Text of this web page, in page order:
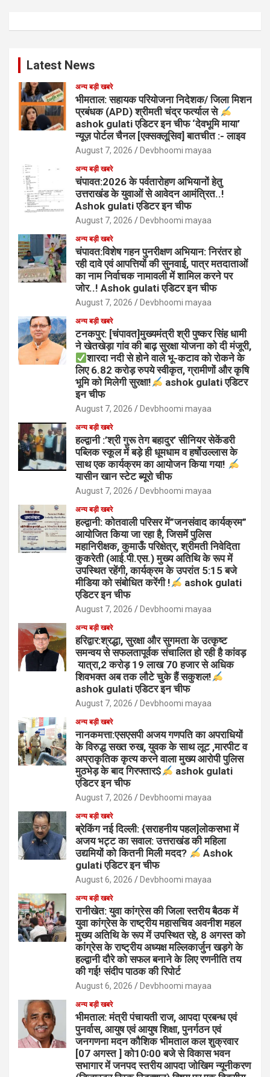
Latest News
अन्य बड़ी खबरे
भीमताल: सहायक परियोजना निदेशक/ जिला मिशन
प्रबंधक (APD) श्रीमती चंद्र फर्त्याल से
ashok gulati एडिटर इन चीफ ‘देवभूमि माया’
न्यूज़ पोर्टल चैनल [एक्सक्लूसिव] बातचीत :- लाइव
August 7, 2026 Devbhoomi mayaa
अन्य बड़ी खबरे
चंपावत:2026 के पर्वतारोहण अभियानों हेतु
उत्तराखंड के युवाओं से आवेदन आमंत्रित..!
Ashok gulati एडिटर इन चीफ
August 7, 2026 Devbhoomi mayaa
अन्य बड़ी खबरे
चंपावत:विशेष गहन पुनरीक्षण अभियान: निरंतर हो
रही दावे एवं आपत्तियों की सुनवाई, पात्र मतदाताओं
का नाम निर्वाचक नामावली में शामिल करने पर
जोर..! Ashok gulati एडिटर इन चीफ
August 7, 2026 Devbhoomi mayaa
अन्य बड़ी खबरे
टनकपुर: [चंपावत]मुख्यमंत्री श्री पुष्कर सिंह धामी
ने खेतखेड़ा गांव की बाढ़ सुरक्षा योजना को दी मंजूरी,
शारदा नदी से होने वाले भू-कटाव को रोकने के
लिए 6.82 करोड़ रुपये स्वीकृत, ग्रामीणों और कृषि
भूमि को मिलेगी सुरक्षा!
ashok gulati एडिटर
इन चीफ
August 7, 2026 Devbhoomi mayaa
अन्य बड़ी खबरे
हल्द्वानी :’श्री गुरू तेग बहादुर’ सीनियर सेकेंडरी
पब्लिक स्कूल में बड़े ही धूमधाम व हर्षोउल्लास के
साथ एक कार्यक्रम का आयोजन किया गया!
यासीन खान स्टेट ब्यूरो चीफ
August 7, 2026 Devbhoomi mayaa
अन्य बड़ी खबरे
हल्द्वानी: कोतवाली परिसर में”जनसंवाद कार्यक्रम”
आयोजित किया जा रहा है, जिसमें पुलिस
महानिरीक्षक, कुमाऊँ परिक्षेत्र, श्रीमती निवेदिता
कुकरेती (आई.पी.एस.) मुख्य अतिथि के रूप में
उपस्थित रहेंगी, कार्यक्रम के उपरांत 5:15 बजे
मीडिया को संबोधित करेंगी !
ashok gulati
एडिटर इन चीफ
August 7, 2026 Devbhoomi mayaa
अन्य बड़ी खबरे
हरिद्वार:श्रद्धा, सुरक्षा और सुगमता के उत्कृष्ट
समन्वय से सफलतापूर्वक संचालित हो रही है कांवड़
यात्रा,2 करोड़ 19 लाख 70 हजार से अधिक
शिवभक्त अब तक लौटे चुके हैं सकुशल!
ashok gulati एडिटर इन चीफ
August 7, 2026 Devbhoomi mayaa
अन्य बड़ी खबरे
नानकमत्ता:एसएसपी अजय गणपति का अपराधियों
के विरुद्ध सख्त रुख, युवक के साथ लूट ,मारपीट व
अप्राकृतिक कृत्य करने वाला मुख्य आरोपी पुलिस
मुठभेड़ के बाद गिरफ्तार$
ashok gulati
एडिटर इन चीफ
August 7, 2026 Devbhoomi mayaa
अन्य बड़ी खबरे
ब्रेकिंग नई दिल्ली: {सराहनीय पहल]लोकसभा में
अजय भट्ट का सवाल: उत्तराखंड की महिला
उद्यमियों को कितनी मिली मदद?
Ashok
gulati एडिटर इन चीफ
August 6, 2026 Devbhoomi mayaa
अन्य बड़ी खबरे
रानीखेत: युवा कांग्रेस की जिला स्तरीय बैठक में
युवा कांग्रेस के राष्ट्रीय महासचिव अवनीश महल
मुख्य अतिथि के रूप में उपस्थित रहे, 8 अगस्त को
कांग्रेस के राष्ट्रीय अध्यक्ष मल्लिकार्जुन खड़गे के
हल्द्वानी दौरे को सफल बनाने के लिए रणनीति तय
की गई! संदीप पाठक की रिपोर्ट
August 6, 2026 Devbhoomi mayaa
अन्य बड़ी खबरे
भीमताल: मंत्री पंचायती राज, आपदा प्रबन्ध एवं
पुनर्वास, आयुष एवं आयुष शिक्षा, पुनर्गठन एवं
जनगणना मदन कौशिक भीमताल कल शुक्रवार
[07 अगस्त ] को10ः00 बजे से विकास भवन
सभागार में जनपद स्तरीय आपदा जोखिम न्यूनीकरण